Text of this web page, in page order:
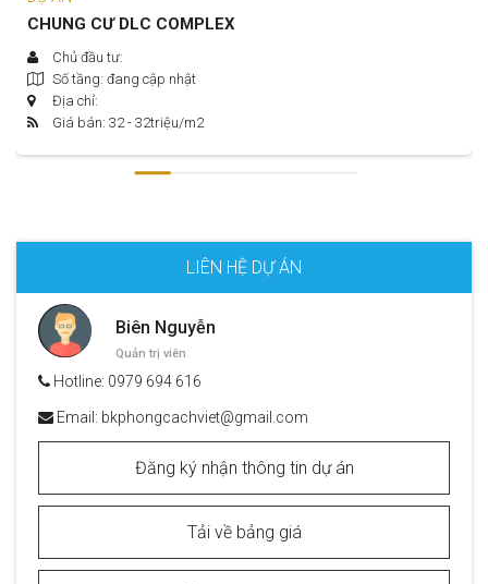
CHUNG CƯ DLC COMPLEX
Chủ đầu tư:
Số tầng: đang cập nhật
Địa chỉ:
Giá bán: 32 - 32triệu/m2
LIÊN HỆ DỰ ÁN
Biên Nguyễn
Quản trị viên
Hotline: 0979 694 616
Email: bkphongcachviet@gmail.com
Đăng ký nhận thông tin dự án
Tải về bảng giá